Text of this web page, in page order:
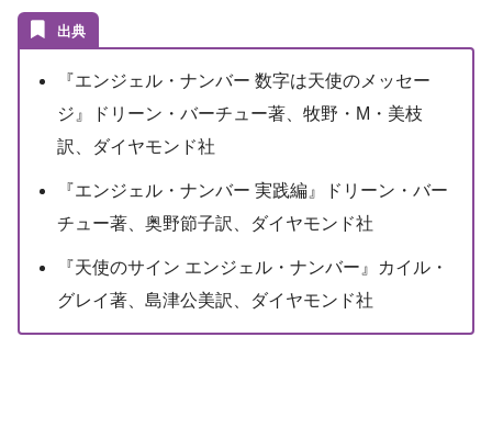
出典
『エンジェル・ナンバー 数字は天使のメッセー
ジ』ドリーン・バーチュー著、牧野・M・美枝
訳、ダイヤモンド社
『エンジェル・ナンバー 実践編』ドリーン・バー
チュー著、奥野節子訳、ダイヤモンド社
『天使のサイン エンジェル・ナンバー』カイル・
グレイ著、島津公美訳、ダイヤモンド社